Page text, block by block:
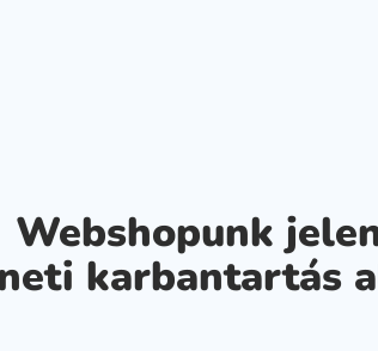
Webshopunk
karbantartás